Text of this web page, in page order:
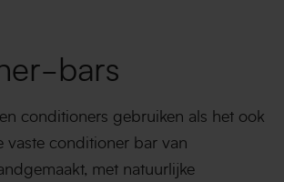
bars
conditioners gebruiken als het ook
vaste conditioner bar van
met natuurlijke